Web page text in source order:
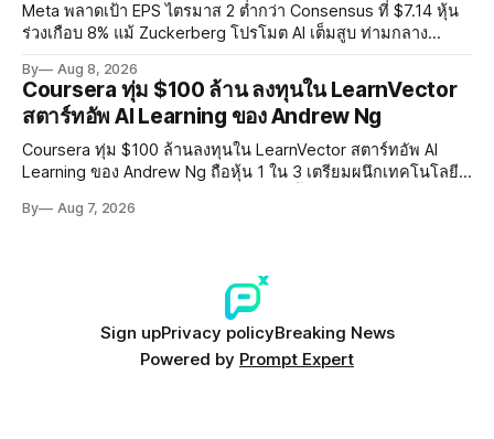
Meta พลาดเป้า EPS ไตรมาส 2 ต่ำกว่า Consensus ที่ $7.14 หุ้น
ร่วงเกือบ 8% แม้ Zuckerberg โปรโมต AI เต็มสูบ ท่ามกลาง
การทำร้ายเด็ก
By Aug 8, 2026
Coursera ทุ่ม $100 ล้าน ลงทุนใน LearnVector
สตาร์ทอัพ AI Learning ของ Andrew Ng
Coursera ทุ่ม $100 ล้านลงทุนใน LearnVector สตาร์ทอัพ AI
Learning ของ Andrew Ng ถือหุ้น 1 ใน 3 เตรียมผนึกเทคโนโลยี
แรกต้นปี 2027
By Aug 7, 2026
Sign upPrivacy policyBreaking News
Powered by Prompt Expert